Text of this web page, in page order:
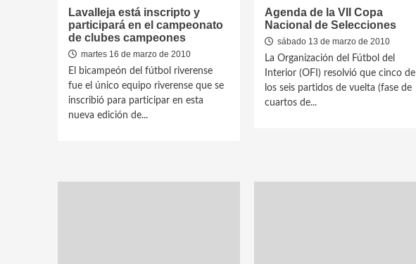
Lavalleja está inscripto y
participará en el campeonato
de clubes campeones
martes 16 de marzo de 2010
El bicampeón del fútbol riverense
fue el único equipo riverense que se
inscribió para participar en esta
nueva edición de...
Agenda de la VII Copa
Nacional de Selecciones
sábado 13 de marzo de 2010
La Organización del Fútbol del
Interior (OFI) resolvió que cinco de
los seis partidos de vuelta (fase de
cuartos de...